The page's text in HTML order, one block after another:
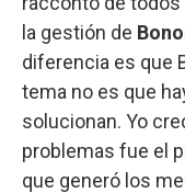
la gestión de
diferencia es que
tema no es que
solucionan. Yo
problemas fue el
que generó los